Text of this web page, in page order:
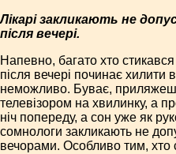
Лікарі закликають не
після вечері.
Напевно, багато хто
після вечері починає
неможливо. Буває,
телевізором на хвилинку, а
ніч попереду, а сон уже як
сомнологи закликають не
вечорами. Особливо тим, хто